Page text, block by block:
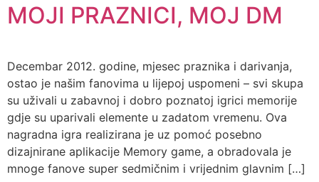
MOJI PRAZNICI, MOJ DM
Decembar 2012. godine, mjesec praznika i darivanja,
ostao je našim fanovima u lijepoj uspomeni – svi skupa
su uživali u zabavnoj i dobro poznatoj igrici memorije
gdje su uparivali elemente u zadatom vremenu. Ova
nagradna igra realizirana je uz pomoć posebno
dizajnirane aplikacije Memory game, a obradovala je
mnoge fanove super sedmičnim i vrijednim glavnim […]